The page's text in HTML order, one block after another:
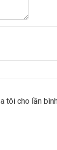
tôi cho lần